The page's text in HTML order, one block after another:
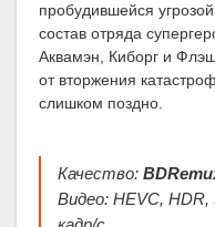
пробудившейся
состав отряда
Аквамэн, Киборг и
от вторжения
слишком поздно.
Качество:
Видео: HEVC,